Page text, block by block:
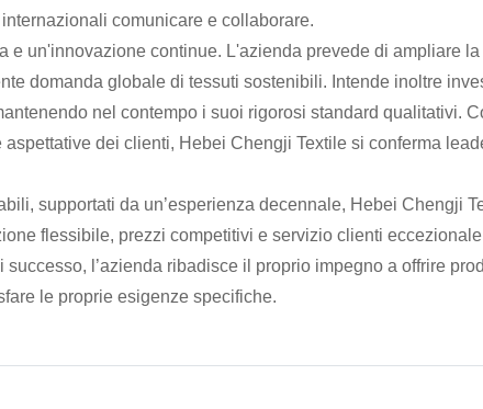
comunicare e collaborare.
un'innovazione continue. L'azienda prevede di ampliare
domanda globale di tessuti sostenibili. Intende inoltre
nel contempo i suoi rigorosi standard qualitativi.
dei clienti, Hebei Chengji Textile si conferma
supportati da un’esperienza decennale, Hebei Chengji
flessibile, prezzi competitivi e servizio clienti
l’azienda ribadisce il proprio impegno a offrire
le proprie esigenze specifiche.